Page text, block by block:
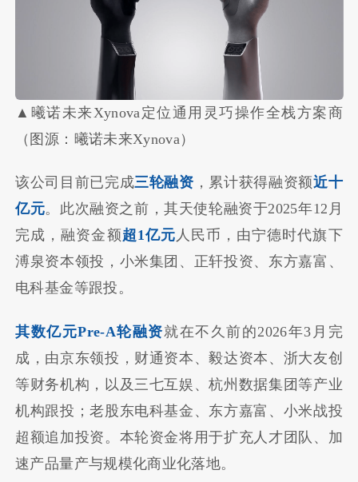
▲曦诺未来Xynova定位通用灵巧操作全栈方案商
（图源：曦诺未来Xynova）
该公司目前已完成三轮融资 ，累计获得融资额近十
亿元。此次融资之前，其天使轮融资于2025年12月
完成，融资金额超1亿元 人民币，由宁德时代旗下
溥泉资本领投，小米集团、正轩投资、东方嘉富、
电科基金等跟投。
其数亿元Pre-A轮融资就在不久前的2026年3月完
成，由京东领投，财通资本、毅达资本、浙大友创
等财务机构，以及三七互娱、杭州数据集团等产业
机构跟投；老股东电科基金、东方嘉富、小米战投
超额追加投资。本轮资金将用于扩充人才团队、加
速产品量产与规模化商业化落地。